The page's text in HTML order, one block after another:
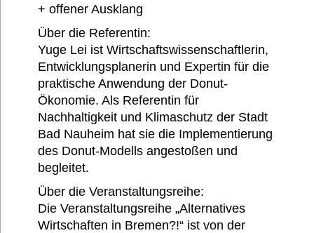
+ offener Ausklang
Über die Referentin:
Yuge Lei ist Wirtschaftswissenschaftlerin,
Entwicklungsplanerin und Expertin für die
praktische Anwendung der Donut-
Ökonomie. Als Referentin für
Nachhaltigkeit und Klimaschutz der Stadt
Bad Nauheim hat sie die Implementierung
des Donut-Modells angestoßen und
begleitet.
Über die Veranstaltungsreihe:
Die Veranstaltungsreihe „Alternatives
Wirtschaften in Bremen?!“ ist von der